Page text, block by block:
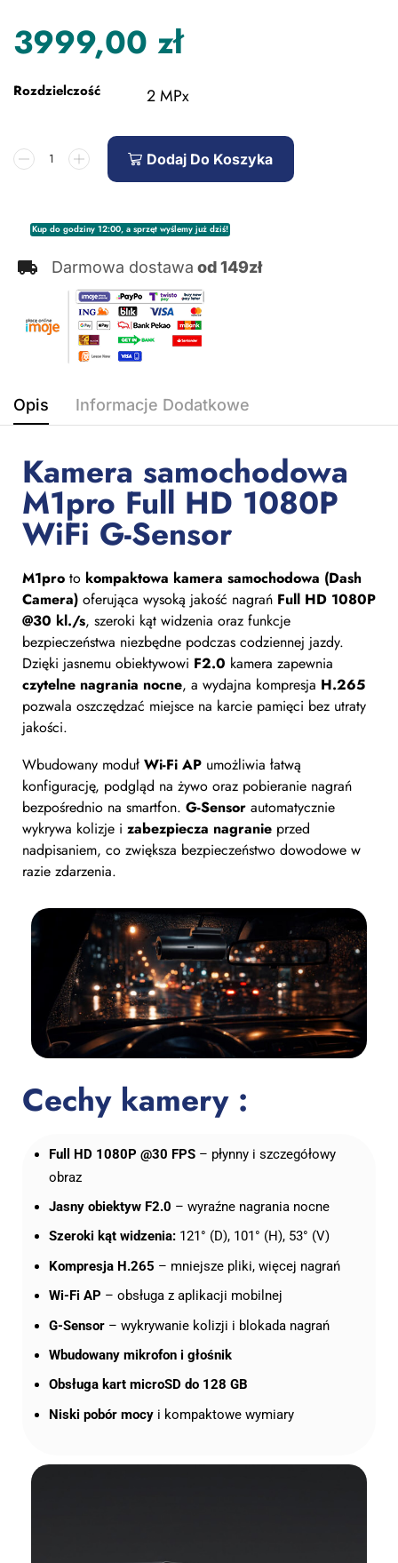
3999,00 zł
Rozdzielczość 2 MPx
Dodaj Do Koszyka
Kup do godziny 12:00, a sprzęt wyślemy już dziś!
Darmowa dostawa od 149zł
Opis Informacje Dodatkowe
Kamera samochodowa
M1pro Full HD 1080P
WiFi G-Sensor
M1pro to kompaktowa kamera samochodowa (Dash
Camera) oferująca wysoką jakość nagrań Full HD 1080P
@30 kl./s, szeroki kąt widzenia oraz funkcje
bezpieczeństwa niezbędne podczas codziennej jazdy.
Dzięki jasnemu obiektywowi F2.0 kamera zapewnia
czytelne nagrania nocne, a wydajna kompresja H.265
pozwala oszczędzać miejsce na karcie pamięci bez utraty
jakości.
Wbudowany moduł Wi-Fi AP umożliwia łatwą
konfigurację, podgląd na żywo oraz pobieranie nagrań
bezpośrednio na smartfon. G-Sensor automatycznie
wykrywa kolizje i zabezpiecza nagranie przed
nadpisaniem, co zwiększa bezpieczeństwo dowodowe w
razie zdarzenia.
Cechy kamery :
Full HD 1080P @30 FPS – płynny i szczegółowy
obraz
Jasny obiektyw F2.0 – wyraźne nagrania nocne
Szeroki kąt widzenia: 121° (D), 101° (H), 53° (V)
Kompresja H.265 – mniejsze pliki, więcej nagrań
Wi-Fi AP – obsługa z aplikacji mobilnej
G-Sensor – wykrywanie kolizji i blokada nagrań
Wbudowany mikrofon i głośnik
Obsługa kart microSD do 128 GB
Niski pobór mocy i kompaktowe wymiary